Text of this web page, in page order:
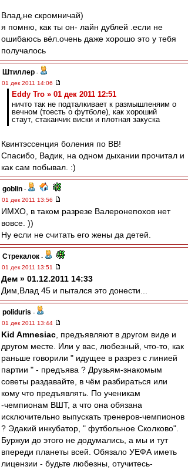
Влад,не скромничай)
я помню, как ты он- лайн дублей .если не
ошибаюсь вёл.очень даже хорошо это у тебя
получалось
Штиллер -
01 дек 2011 14:06
Eddy Tro » 01 дек 2011 12:51
ничто так не подталкивает к размышленяим о
вечном (тоесть о футболе), как хороший
стаут, стаканчик виски и плотная закуска
Квинтэссенция боления по ВВ!
Спасибо, Вадик, на одном дыхании прочитал и
как сам побывал. :)
goblin -
01 дек 2011 13:56
ИМХО, в таком разрезе Валеронепохов нет
вовсе. ))
Ну если не считать его жены да детей.
Стрекалок -
01 дек 2011 13:51
Дем » 01.12.2011 14:33
Дим,Влад 45 и пытался это донести...
poliduris -
01 дек 2011 13:44
Kid Amnesiac , предъявляют в другом виде и
другом месте. Или у вас, любезный, что-то, как
раньше говорили " идущее в разрез с линией
партии " - предъява ? Друзьям-знакомым
советы раздавайте, в чём разбираться или
кому что предъявлять. По ученикам
-чемпионам ВШТ, а что она обязана
исключительно выпускать тренеров-чемпионов
? Эдакий инкубатор, " футбольное Сколково".
Буржуи до этого не додумались, а мы и тут
впереди планеты всей. Обязало УЕФА иметь
лицензии - будьте любезны, отучитесь-